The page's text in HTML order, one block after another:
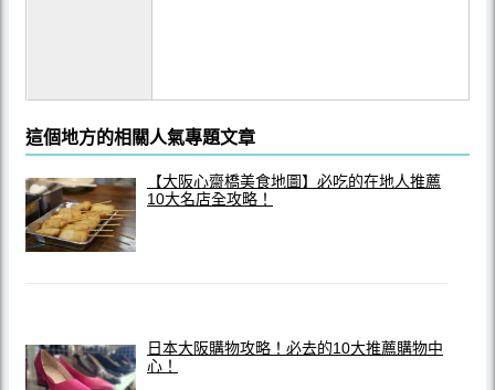
這個地方的相關人氣專題文章
【大阪心齋橋美食地圖】必吃的在地人推薦
10大名店全攻略！
日本大阪購物攻略！必去的10大推薦購物中
心！